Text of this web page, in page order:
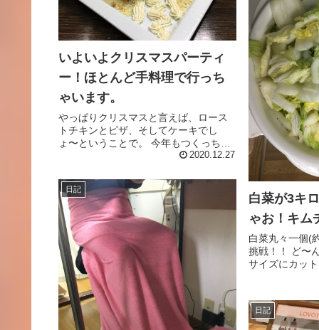
いよいよクリスマスパーティ
ー！ほとんど手料理で行っち
ゃいます。
やっぱりクリスマスと言えば、ロース
トチキンとピザ、そしてケーキでし
ょ〜ということで。 今年もつくっちゃ
いました！！ 洗います。 ローストチキ
(丸鶏のグリラを安く手に入れたい方に
お勧めのチェーン店を紹介、こ...
2020.12.27
白菜が3キ
ゃお！キム
白菜丸々一個(
挑戦！！ ど〜
サイズにカッ
す。 (重しもの
ルに上げて...
日記
日記